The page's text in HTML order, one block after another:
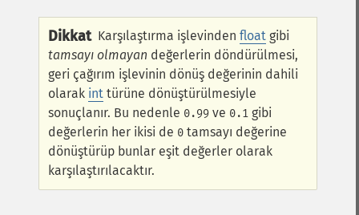
Dikkat Karşılaştırma işlevinden float gibi
tamsayı olmayan değerlerin döndürülmesi,
geri çağırım işlevinin dönüş değerinin dahili
olarak int türüne dönüştürülmesiyle
sonuçlanır. Bu nedenle 0.99 ve 0.1 gibi
değerlerin her ikisi de 0 tamsayı değerine
dönüştürüp bunlar eşit değerler olarak
karşılaştırılacaktır.